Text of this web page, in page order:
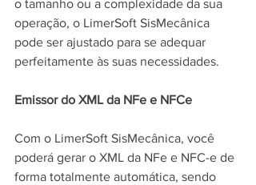
o tamanho ou a complexidade da sua
operação, o LimerSoft SisMecânica
pode ser ajustado para se adequar
perfeitamente às suas necessidades.
Emissor do XML da NFe e NFCe
Com o LimerSoft SisMecânica, você
poderá gerar o XML da NFe e NFC-e de
forma totalmente automática, sendo